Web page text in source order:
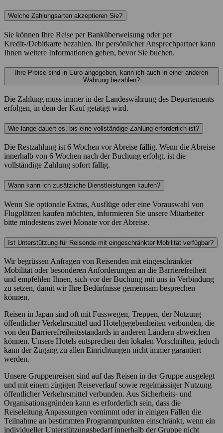
Welche Zahlungsarten akzeptieren Sie?
Sie können Ihre Reise per Banküberweisung oder per
Kredit-/Debitkarte bezahlen. Ihr persönlicher Ansprechpartner kann
Ihnen weitere Informationen geben, bevor Sie buchen.
Ihre Preise sind in Euro angegeben, kann ich auch in einer anderen
Währung bezahlen?
Die Zahlung muss immer in der Landeswährung des Departements
erfolgen, in dem der Kauf getätigt wird.
Wie lange dauert es, bis eine vollständige Zahlung erforderlich ist?
Die Restzahlung ist 6 Wochen vor Abreise fällig. Wenn die Abreise
innerhalb von 6 Wochen nach der Buchung erfolgt, ist die
vollständige Zahlung sofort fällig.
Wann kann ich zusätzliche Dienstleistungen kaufen?
Wenn Sie optionale Extras, Ausflüge oder eine Vorauswahl von
Flugplätzen kaufen möchten, informieren Sie unsere Mitarbeiter
bitte mindestens zwei Monate vor der Abreise.
Ist Unterstützung für Reisende mit eingeschränkter Mobilität verfügbar?
Wir begrüssen Anfragen von Reisenden mit eingeschränkter
Mobilität oder besonderen Anforderungen an die Barrierefreiheit
und empfehlen Ihnen, sich vor der Buchung mit uns in Verbindung
zu setzen, damit wir Ihre Bedürfnisse gemeinsam besprechen
können.
Reisen in Japan sind oft mit Fusswegen, Treppen, der Nutzung
öffentlicher Verkehrsmittel und Hotelgegebenheiten verbunden, die
von den Barrierefreiheitsstandards in anderen Ländern abweichen
können. Unsere Hotels entsprechen den lokalen Vorschriften, jedoch
kann der Zugang zu allen Einrichtungen nicht immer garantiert
werden.
Unsere Gruppenreisen sind auf das Reisen in der Gruppe ausgelegt
und mit einem zügigen Reiseverlauf sowie regelmässiger Nutzung
öffentlicher Verkehrsmittel verbunden. Aus Sicherheits- und
Organisationsgründen kann es erforderlich sein, dass die
Reiseleitung Anpassungen vornimmt oder in einigen Fällen die
Teilnahme an bestimmten Programmpunkten einschränkt, wenn ein
individueller Unterstützungsbedarf innerhalb der Gruppe nicht